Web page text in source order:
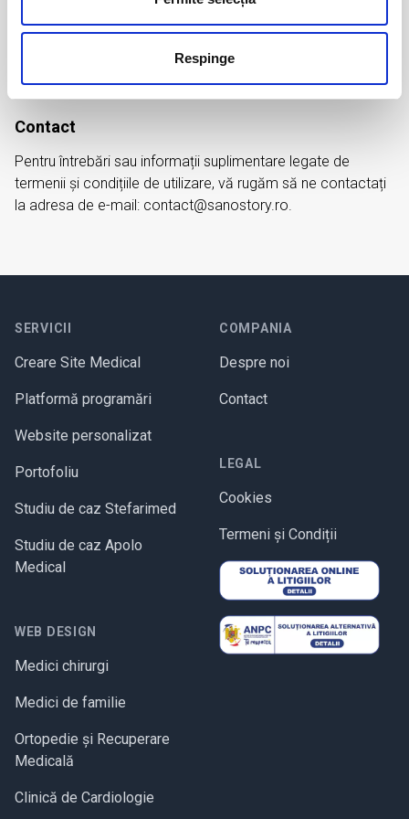
Respinge
Acești termeni și condiții sunt guvernați de legile României.
utilizatori vor fi soluționate în instanțele de judecată
competente din România.
Contact
Pentru întrebări sau informații suplimentare legate de
termenii și condițiile de utilizare, vă rugăm să ne contactați
la adresa de e-mail: contact@sanostory.ro.
SERVICII
Creare Site Medical
Platformă programări
Website personalizat
Portofoliu
Studiu de caz Stefarimed
Studiu de caz Apolo
Medical
WEB DESIGN
Medici chirurgi
Medici de familie
Ortopedie și Recuperare
Medicală
Clinică de Cardiologie
COMPANIA
Despre noi
Contact
LEGAL
Cookies
Termeni și Condiții